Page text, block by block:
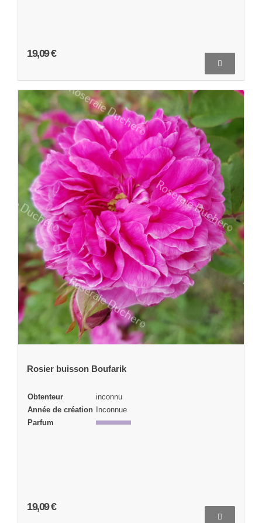
19,09 €
Rosier buisson Boufarik
Obtenteur
inconnu
Année de création
Inconnue
Parfum
19,09 €